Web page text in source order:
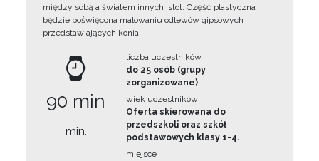
między sobą a światem innych istot. Część plastyczna
będzie poświęcona malowaniu odlewów gipsowych
przedstawiających konia.
90 min
min.
liczba uczestników
do 25 osób (grupy
zorganizowane)
wiek uczestników
Oferta skierowana do
przedszkoli oraz szkół
podstawowych klasy 1-4.
miejsce